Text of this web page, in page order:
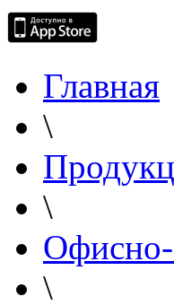
Главная
\
\
Офисно-
\